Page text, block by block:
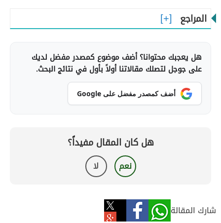
المراجع
هل يعجبك محتوانا؟ أضف موضوع كمصدر مفضل لديك
على جوجل لتصلك مقالاتنا أولاً بأول في نتائج البحث.
أضف كمصدر مفضل على Google
هل كان المقال مفيداً؟
نعم لا
شارك المقالة